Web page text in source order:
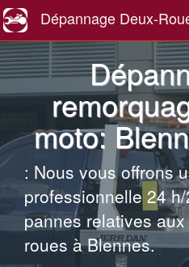
Dépannage Deux-
moto:
: Nous vous offrons
professionnelle 24
pannes relatives
roues à Blennes.